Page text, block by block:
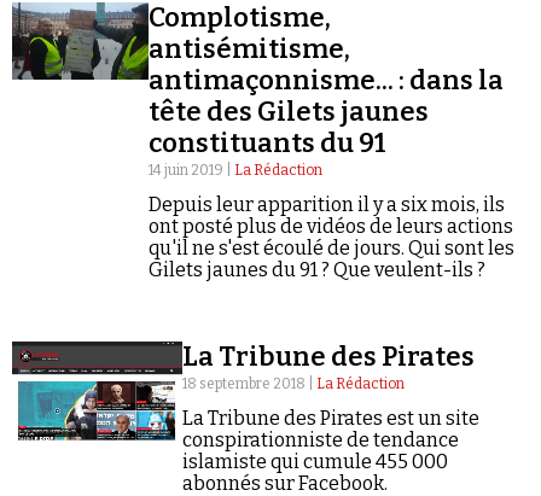
Complotisme,
antisémitisme,
antimaçonnisme... : dans la
tête des Gilets jaunes
constituants du 91
14 juin 2019 | La Rédaction
Depuis leur apparition il y a six mois, ils
ont posté plus de vidéos de leurs actions
qu'il ne s'est écoulé de jours. Qui sont les
Gilets jaunes du 91 ? Que veulent-ils ?
La Tribune des Pirates
18 septembre 2018 | La Rédaction
La Tribune des Pirates est un site
conspirationniste de tendance
islamiste qui cumule 455 000
abonnés sur Facebook.